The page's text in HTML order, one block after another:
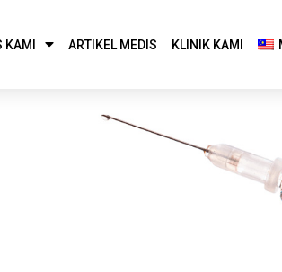
KAMI ARTIKEL MEDIS KLINIK KAMI